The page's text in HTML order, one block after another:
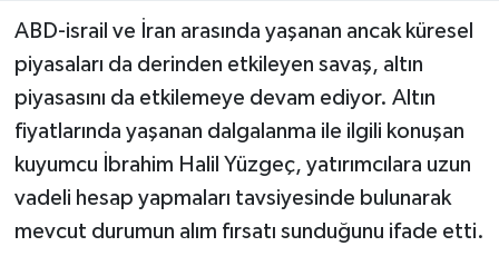
ABD-israil ve İran arasında yaşanan ancak küresel
piyasaları da derinden etkileyen savaş, altın
piyasasını da etkilemeye devam ediyor. Altın
fiyatlarında yaşanan dalgalanma ile ilgili konuşan
kuyumcu İbrahim Halil Yüzgeç, yatırımcılara uzun
vadeli hesap yapmaları tavsiyesinde bulunarak
mevcut durumun alım fırsatı sunduğunu ifade etti.